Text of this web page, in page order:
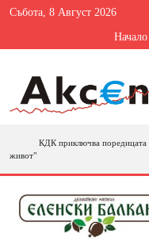
Събота, 8 Август 2026
Начало
КДК приключва
живот"